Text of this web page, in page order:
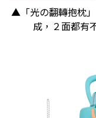
▲「光の翻轉抱枕
成，２面都有